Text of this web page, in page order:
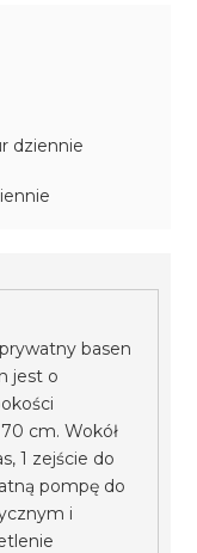
dziennie
basen
jest o
cm. Wokół
1 zejście do
pompę do
i